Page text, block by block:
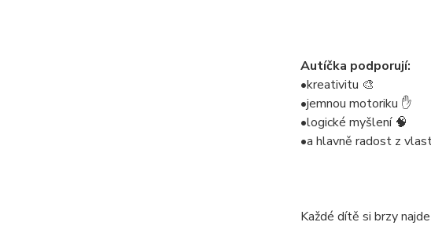
Autíčka podporují:
•kreativitu 🎨
•jemnou motoriku ✋
•logické myšlení 🧠
•a hlavně radost z
Každé dítě si brzy